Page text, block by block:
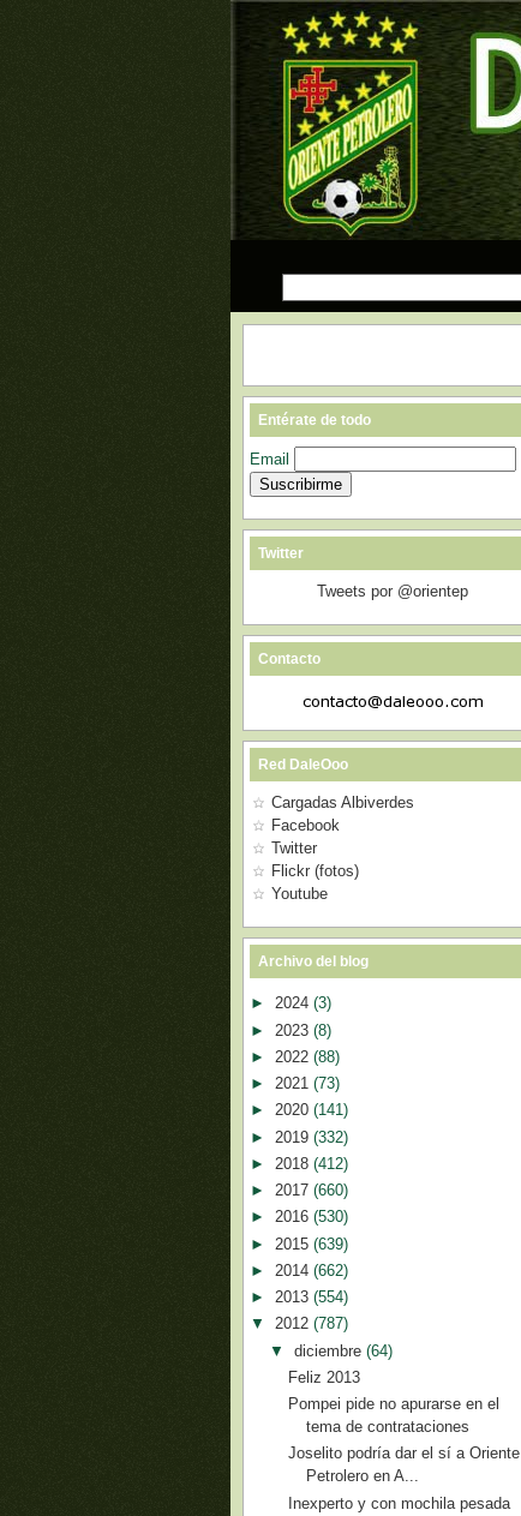
Entérate de todo
Email
Twitter
Tweets por @orientep
Contacto
Red DaleOoo
Cargadas Albiverdes
Facebook
Twitter
Flickr (fotos)
Youtube
Archivo del blog
► 2024 (3)
► 2023 (8)
► 2022 (88)
► 2021 (73)
► 2020 (141)
► 2019 (332)
► 2018 (412)
► 2017 (660)
► 2016 (530)
► 2015 (639)
► 2014 (662)
► 2013 (554)
▼ 2012 (787)
▼ diciembre (64)
Feliz 2013
Pompei pide no apurarse en el
tema de contrataciones
Joselito podría dar el sí a Oriente
Petrolero en A...
Inexperto y con mochila pesada